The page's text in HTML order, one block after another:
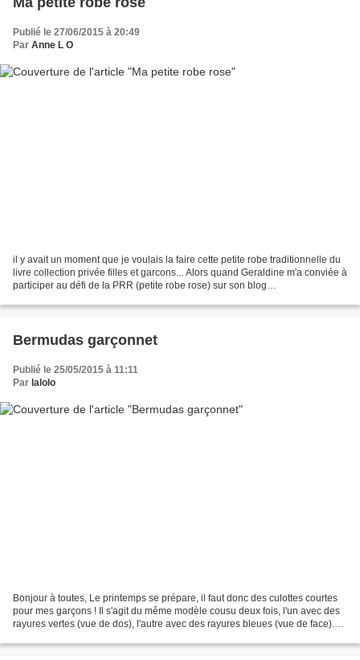
Publié le 27/06/2015 à 20:49
Par Anne L O
il y avait un moment que je voulais la faire cette petite robe traditionnelle du
livre collection privée filles et garcons... Alors quand Geraldine m'a conviée à
participer au défi de la PRR (petite robe rose) sur son blog
Bermudas garçonnet
Publié le 25/05/2015 à 11:11
Par lalolo
Bonjour à toutes, Le printemps se prépare, il faut donc des culottes courtes
pour mes garçons ! Il s'agit du même modèle cousu deux fois, l'un avec des
rayures vertes (vue de dos), l'autre avec des rayures bleues (vue de face).